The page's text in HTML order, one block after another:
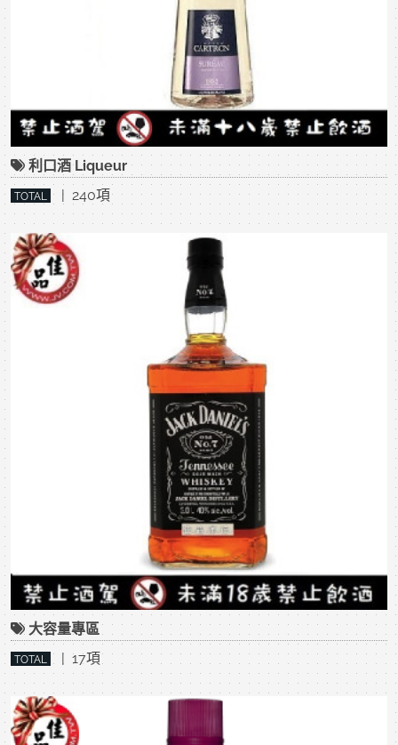
利口酒 Liqueur
TOTAL | 240項
大容量專區
TOTAL | 17項